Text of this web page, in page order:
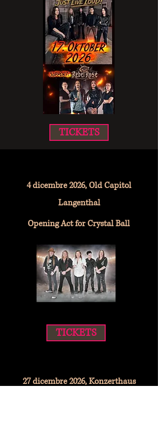
TICKETS
4 dicembre 2026, Old Capitol
Langenthal
Opening Act for Crystal Ball
TICKETS
27 dicembre 2026, Konzerthaus